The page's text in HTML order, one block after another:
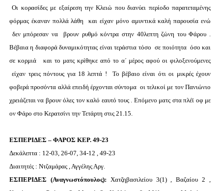
Οι κορασίδες με εξαίρεση την Κλειώ που διανύει περίοδο παρατεταμένης
φόρμας έκαναν πολλά λάθη και είχαν μόνο αμυντικά καλή παρουσία ενώ
δεν μπόρεσαν να βρουν ρυθμό κόντρα στην 40λεπτη ζώνη του Φάρου .
Βέβαια η διαφορά δυναμικότητας είναι τεράστια τόσο σε ποιότητα όσο και
σε κορμιά και το ματς κρίθηκε από το α΄ μέρος αφού οι φιλοξενούμενες
είχαν τρεις πόντους για 18 λεπτά ! Το βέβαιο είναι ότι οι μικρές έχουν
φοβερά προσόντα αλλά επειδή έρχονται σύντομα οι τελικοί με τον Πανιώνιο
χρειάζεται να βρουν όλες τον καλό εαυτό τους . Επόμενο ματς στα πλέϊ οφ με
ον Φάρο στο Κερατσίνι την Τετάρτη στις 21.15.
ΕΣΠΕΡΙΔΕΣ – ΦΑΡΟΣ ΚΕΡ. 49-23
Δεκάλεπτα : 12-03, 26-07, 34-12 , 49-23
Διαιτητές : Ντζαμάρας , Αγγέλης Αργ.
ΕΣΠΕΡΙΔΕΣ (Αναγνωστόπουλος): Χατζηβασιλείου 3(1) , Βαζαίου 2 ,